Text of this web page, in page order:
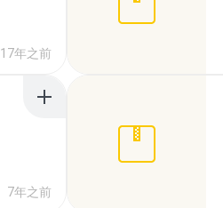
17年之前
7年之前